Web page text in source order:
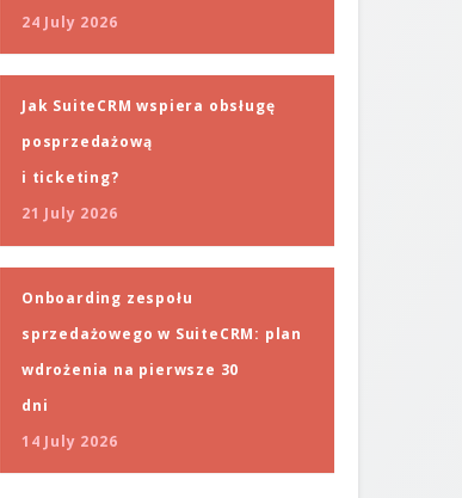
24 July 2026
Jak SuiteCRM wspiera obsługę
posprzedażową
i ticketing?
21 July 2026
Onboarding zespołu
sprzedażowego w SuiteCRM: plan
wdrożenia na pierwsze 30
dni
14 July 2026